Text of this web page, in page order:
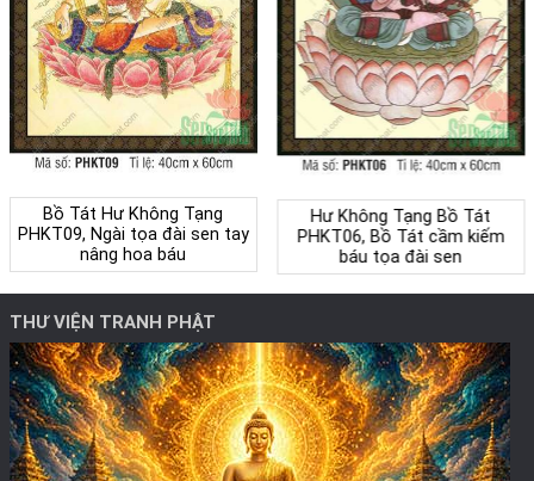
Bồ Tát Hư Không Tạng
PHKT09, Ngài tọa đài sen tay
nâng hoa báu
Hư Không Tạng Bồ Tát
PHKT06, Bồ Tát cầm kiếm
báu tọa đài sen
THƯ VIỆN TRANH PHẬT